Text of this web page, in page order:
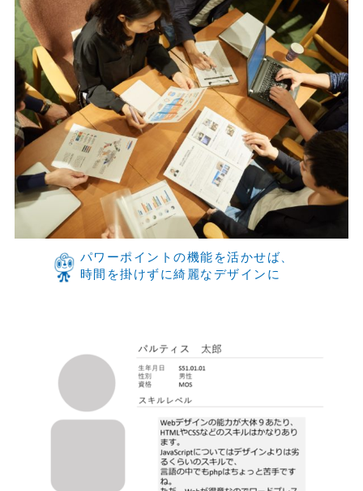
パワーポイントの機能を活かせば、
時間を掛けずに綺麗なデザインに